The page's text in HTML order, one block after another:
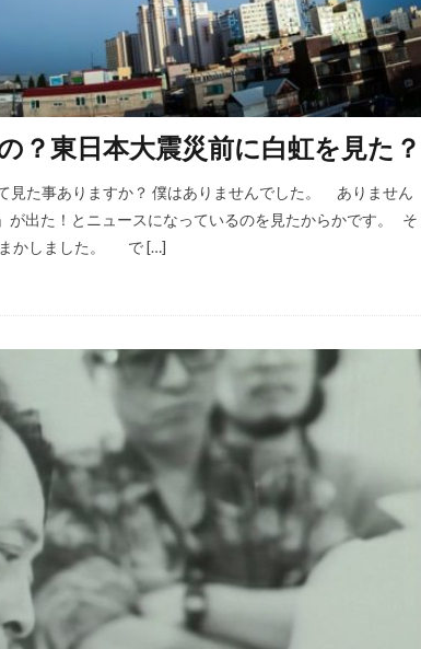
？東日本大震災前に白虹を見た？
た事ありますか？ 僕はありませんでした。 ありません
出た！とニュースになっているのを見たからかです。 そ
まかしました。 で […]